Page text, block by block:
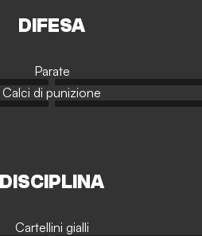
DIFESA
Parate
Calci di punizione
DISCIPLINA
Cartellini gialli